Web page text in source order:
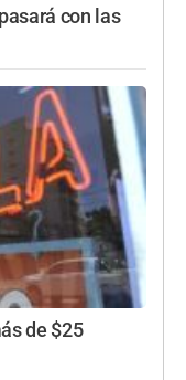
con las
de $25